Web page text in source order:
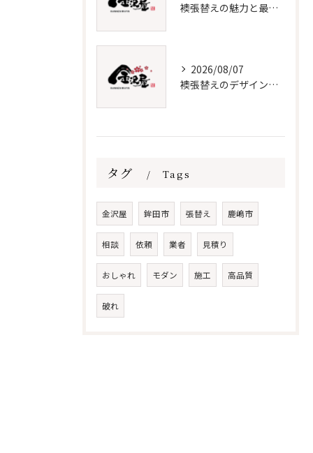
襖張替えの魅力と最新デザイン技術
2026/08/07
襖張替えのデザインと価格徹底解説
タグ Tags
金沢屋 鉾田市 張替え 鹿嶋市
相談 依頼 業者 見積り
おしゃれ モダン 施工 高品質
破れ